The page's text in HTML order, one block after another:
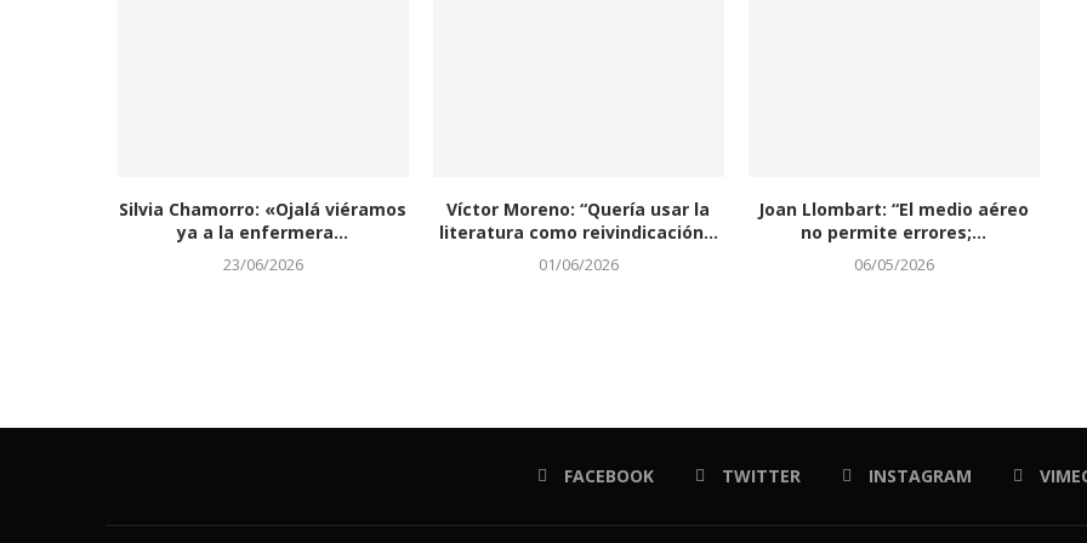
Silvia Chamorro: «Ojalá viéramos
ya a la enfermera...
23/06/2026
Víctor Moreno: “Quería usar la
literatura como reivindicación...
01/06/2026
Joan Llombart: “El medio aéreo
no permite errores;...
06/05/2026
FACEBOOK TWITTER INSTAGRAM